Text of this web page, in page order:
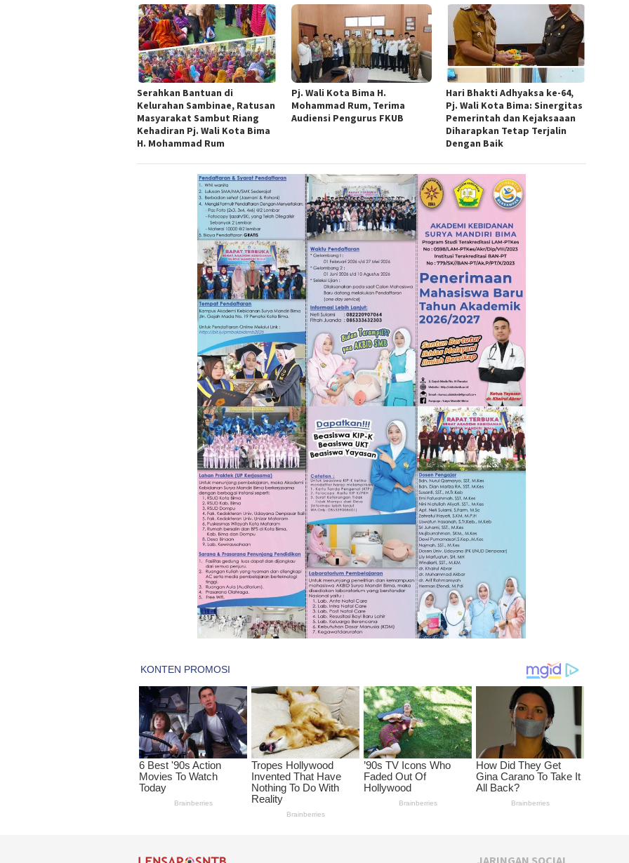
Serahkan Bantuan di
Kelurahan Sambinae, Ratusan
Masyarakat Sambut Riang
Kehadiran Pj. Wali Kota Bima
H. Mohammad Rum
Pj. Wali Kota Bima H.
Mohammad Rum, Terima
Audiensi Pengurus FKUB
Hari Bhakti Adhyaksa ke-64,
Pj. Wali Kota Bima: Sinergitas
Pemerintah dan Kejaksaaan
Diharapkan Tetap Terjalin
Dengan Baik
JARINGAN SOCIAL